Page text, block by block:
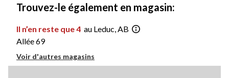
Trouvez-le également en magasin:
Il n’en reste que 4 au Leduc, AB
Allée 69
Voir d'autres magasins